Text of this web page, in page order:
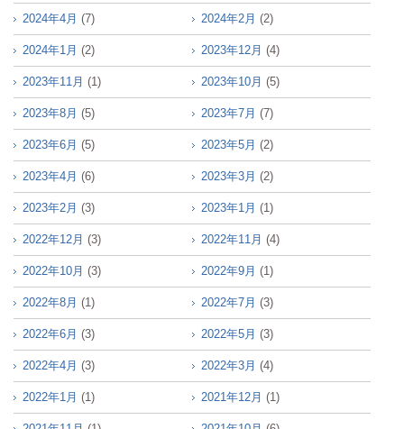
2024年4月 (7) 2024年2月 (2)
2024年1月 (2) 2023年12月 (4)
2023年11月 (1) 2023年10月 (5)
2023年8月 (5) 2023年7月 (7)
2023年6月 (5) 2023年5月 (2)
2023年4月 (6) 2023年3月 (2)
2023年2月 (3) 2023年1月 (1)
2022年12月 (3) 2022年11月 (4)
2022年10月 (3) 2022年9月 (1)
2022年8月 (1) 2022年7月 (3)
2022年6月 (3) 2022年5月 (3)
2022年4月 (3) 2022年3月 (4)
2022年1月 (1) 2021年12月 (1)